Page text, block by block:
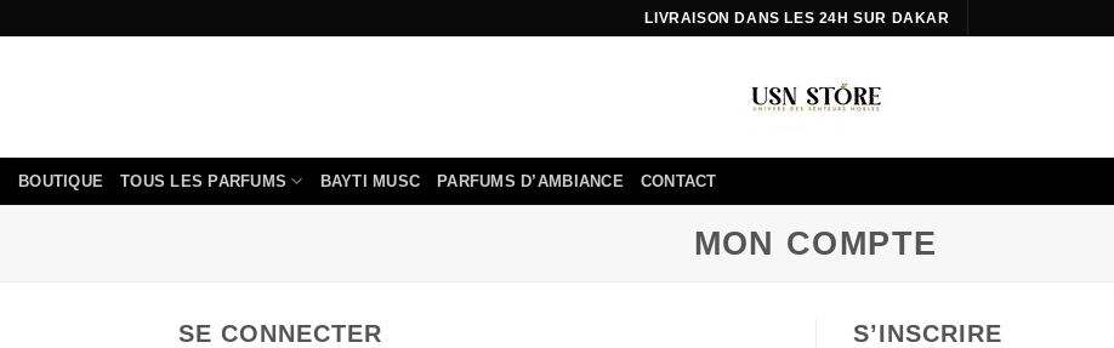
LIVRAISON DANS LES 24H SUR DAKAR
BOUTIQUE TOUS LES PARFUMS BAYTI MUSC PARFUMS D’AMBIANCE CONTACT
MON COMPTE
SE CONNECTER S’INSCRIRE